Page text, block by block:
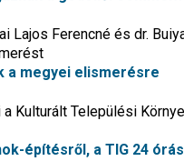
Lajos Ferencné és dr.
a megyei elismerésre
Kulturált Települési
építésről, a TIG 24